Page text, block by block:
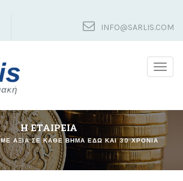
INFO@SARLIS.COM
Η ΕΤΑΙΡΕΙΑ
ΑΞΙΑ ΣΕ ΚΑΘΕ ΒΗΜΑ ΕΔΩ ΚΑΙ 30 ΧΡΟΝΙΑ